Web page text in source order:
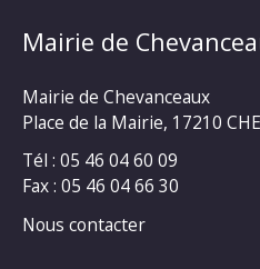
Mairie de
Mairie de Chevanceaux
Place de la Mairie, 17210
Tél : 05 46 04 60 09
Fax : 05 46 04 66 30
Nous contacter